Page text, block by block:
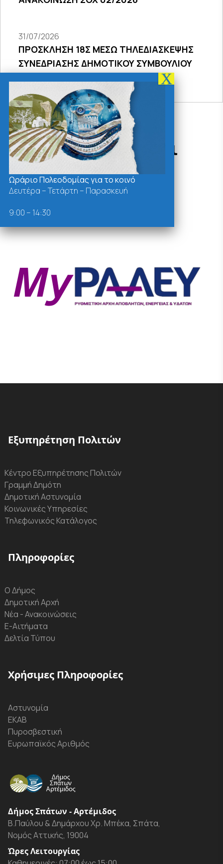
31/07/2026
ΠΡΟΣΚΛΗΣΗ 18Σ ΜΕΣΩ ΤΗΛΕΔΙΑΣΚΕΨΗΣ
ΣΥΝΕΔΡΙΑΣΗΣ ΔΗΜΟΤΙΚΟΥ ΣΥΜΒΟΥΛΙΟΥ
Δράσεις - Χρήσιμοι
Σύνδεσμοι
Εξυπηρέτηση Πολιτών
Κέντρο Εξυπηρέτησης Πολιτών
Γραμμή Δημότη
Δημοτική Αστυνομία
Κοινωνικές Υπηρεσίες
Τηλεφωνικός Κατάλογος
Πληροφορίες
Ο Δήμος
Δημοτική Αρχή
Νέα - Ανακοινώσεις
Ε-Αιτήματα
Δελτία Τύπου
Χρήσιμες Πληροφορίες
Αστυνομία
ΕΚΑΒ
Πυροσβεστική
Ευρωπαϊκός Αριθμός
Δήμος Σπάτων - Αρτέμιδος
Β.Παύλου & Δημάρχου Χρ. Μπέκα, Σπάτα,
Νομός Αττικής, 19004
Ώρες Λειτουργίας
Ωράριο Πολεοδομίας για το κοινό
Δευτέρα – Τετάρτη – Παρασκευή
9:00 – 14:30